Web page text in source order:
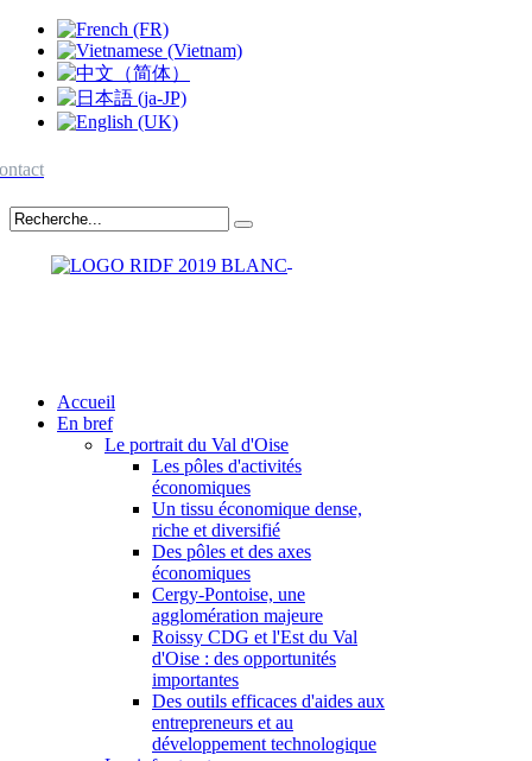
Accueil
En bref
Le portrait du Val d'Oise
Les pôles d'activités
économiques
Un tissu économique dense,
riche et diversifié
Des pôles et des axes
économiques
Cergy-Pontoise, une
agglomération majeure
Roissy CDG et l'Est du Val
d'Oise : des opportunités
importantes
Des outils efficaces d'aides aux
entrepreneurs et au
développement technologique